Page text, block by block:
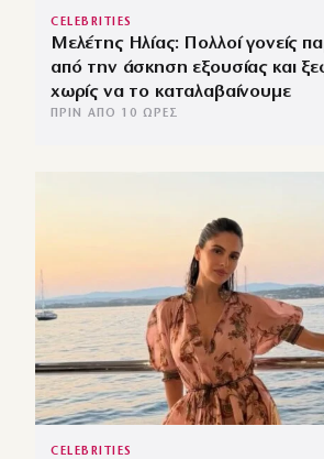
CELEBRITIES
Μελέτης Ηλίας: Πολλοί γονείς
από την άσκηση εξουσίας και
χωρίς να το καταλαβαίνουμε
ΠΡΙΝ ΑΠΌ 10 ΏΡΕΣ
CELEBRITIES